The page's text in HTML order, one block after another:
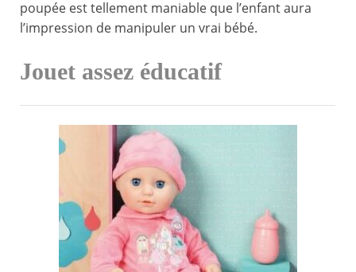
poupée est tellement maniable que l’enfant aura
l’impression de manipuler un vrai bébé.
Jouet assez éducatif